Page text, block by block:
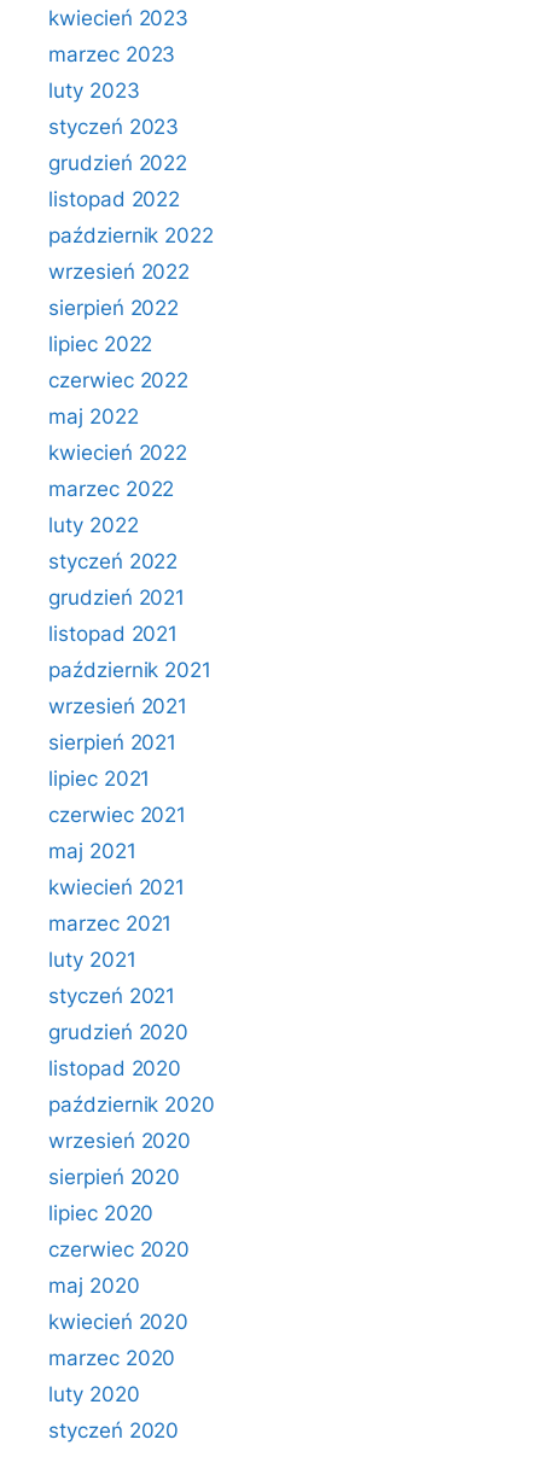
kwiecień 2023
marzec 2023
luty 2023
styczeń 2023
grudzień 2022
listopad 2022
październik 2022
wrzesień 2022
sierpień 2022
lipiec 2022
czerwiec 2022
maj 2022
kwiecień 2022
marzec 2022
luty 2022
styczeń 2022
grudzień 2021
listopad 2021
październik 2021
wrzesień 2021
sierpień 2021
lipiec 2021
czerwiec 2021
maj 2021
kwiecień 2021
marzec 2021
luty 2021
styczeń 2021
grudzień 2020
listopad 2020
październik 2020
wrzesień 2020
sierpień 2020
lipiec 2020
czerwiec 2020
maj 2020
kwiecień 2020
marzec 2020
luty 2020
styczeń 2020